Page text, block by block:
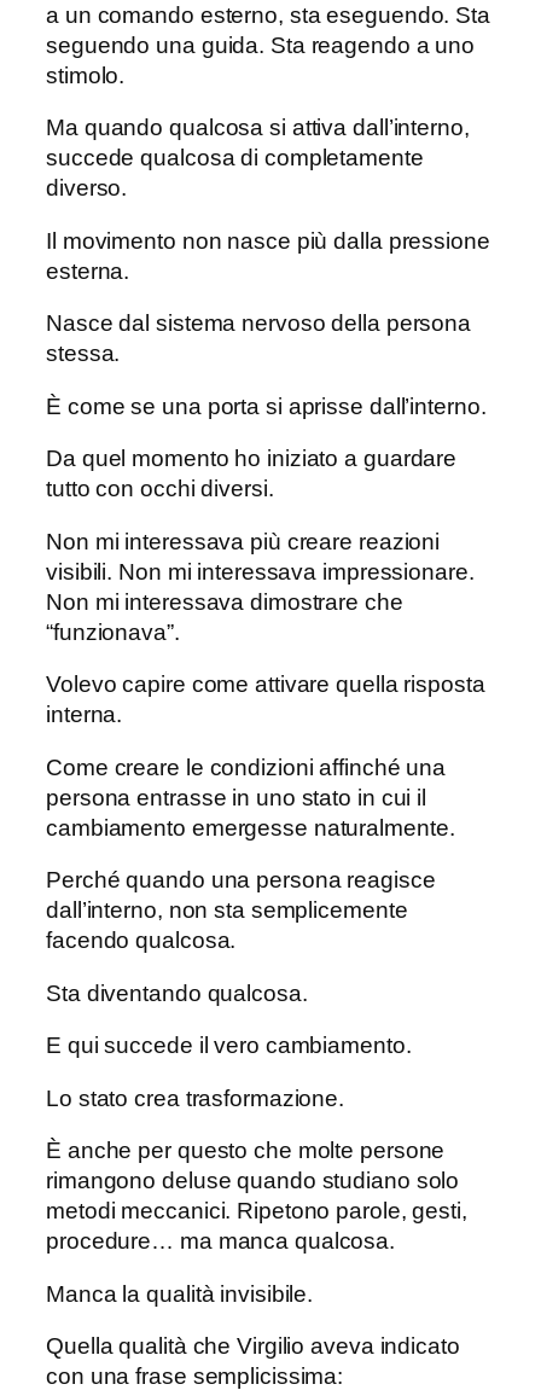
a un comando esterno, sta eseguendo. Sta
seguendo una guida. Sta reagendo a uno
stimolo.
Ma quando qualcosa si attiva dall’interno,
succede qualcosa di completamente
diverso.
Il movimento non nasce più dalla pressione
esterna.
Nasce dal sistema nervoso della persona
stessa.
È come se una porta si aprisse dall’interno.
Da quel momento ho iniziato a guardare
tutto con occhi diversi.
Non mi interessava più creare reazioni
visibili. Non mi interessava impressionare.
Non mi interessava dimostrare che
“funzionava”.
Volevo capire come attivare quella risposta
interna.
Come creare le condizioni affinché una
persona entrasse in uno stato in cui il
cambiamento emergesse naturalmente.
Perché quando una persona reagisce
dall’interno, non sta semplicemente
facendo qualcosa.
Sta diventando qualcosa.
E qui succede il vero cambiamento.
Lo stato crea trasformazione.
È anche per questo che molte persone
rimangono deluse quando studiano solo
metodi meccanici. Ripetono parole, gesti,
procedure… ma manca qualcosa.
Manca la qualità invisibile.
Quella qualità che Virgilio aveva indicato
con una frase semplicissima: